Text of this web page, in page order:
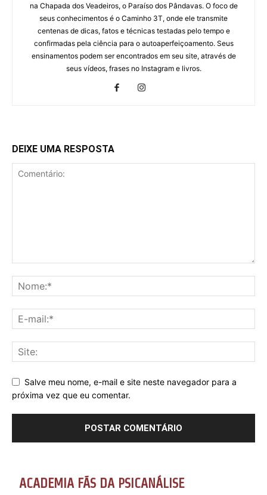
na Chapada dos Veadeiros, o Paraíso dos Pândavas. O foco de
seus conhecimentos é o Caminho 3T, onde ele transmite
centenas de dicas, fatos e técnicas testadas pelo tempo e
confirmadas pela ciência para o autoaperfeiçoamento. Seus
ensinamentos podem ser encontrados em seu site, através de
seus vídeos, frases no Instagram e livros.
DEIXE UMA RESPOSTA
Salve meu nome, e-mail e site neste navegador para a
próxima vez que eu comentar.
ACADEMIA FÃS DA PSICANÁLISE